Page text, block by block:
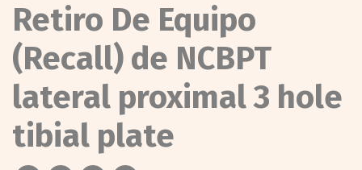
Retiro De Equipo
(Recall) de NCBPT
lateral proximal 3 hole
tibial plate